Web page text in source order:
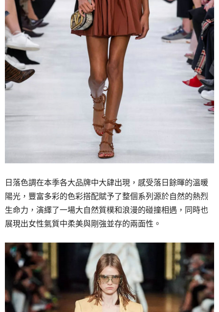
日落色調在本季各大品牌中大肆出現，感受落日餘暉的溫暖
陽光，豐富多彩的色彩搭配賦予了整個系列源於自然的熱烈
生命力，演繹了一場大自然質樸和浪漫的碰撞相遇，同時也
展現出女性氣質中柔美與剛強並存的兩面性。